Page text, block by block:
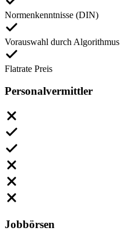
Normenkenntnisse (DIN)
Vorauswahl durch Algorithmus
Flatrate Preis
Personalvermittler
Jobbörsen